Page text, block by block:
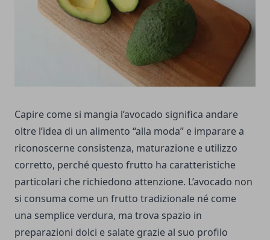
Capire come si mangia l’avocado significa andare
oltre l’idea di un alimento “alla moda” e imparare a
riconoscerne consistenza, maturazione e utilizzo
corretto, perché questo frutto ha caratteristiche
particolari che richiedono attenzione. L’avocado non
si consuma come un frutto tradizionale né come
una semplice verdura, ma trova spazio in
preparazioni dolci e salate grazie al suo profilo